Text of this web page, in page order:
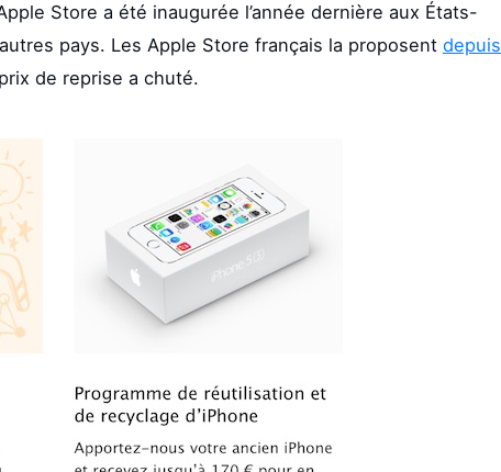
Store a été inaugurée l’année dernière aux États-
pays. Les Apple Store français la proposent depuis
de reprise a chuté.